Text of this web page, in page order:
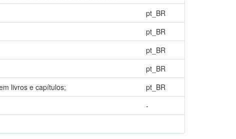
pt_BR
pt_BR
pt_BR
pt_BR
livros e capítulos;
pt_BR
-